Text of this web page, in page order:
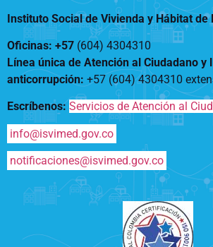
Instituto Social de Vivienda y Hábitat
Oficinas: +57 (604) 4304310
Línea única de Atención al Ciudadano y
anticorrupción: +57 (604) 4304310
Escríbenos: Servicios de Atención al
info@isvimed.gov.co
notificaciones@isvimed.gov.co